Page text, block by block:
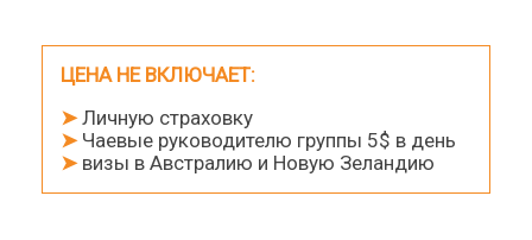
ЦЕНА НЕ ВКЛЮЧАЕТ:
➤Личную страховку
➤ Чаевые руководителю группы 5$ в день
➤ визы в Австралию и Новую Зеландию